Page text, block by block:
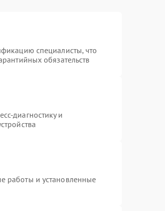
специалисты, что
обязательств
диагностику и
работы и установленные